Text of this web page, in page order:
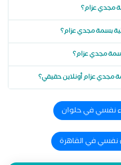
مجدي عزام؟
بسمة مجدي عزام؟
مجدي عزام؟
مجدي عزام أونلاين حقيقي؟
نفسي في حلوان
نفسي في القاهرة